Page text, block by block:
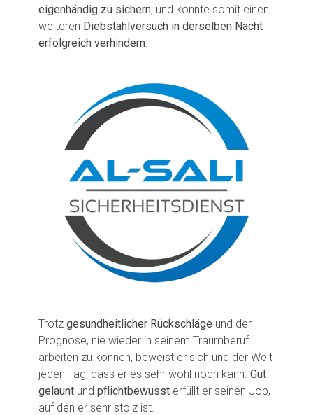
eigenhändig zu sichern, und konnte somit einen
weiteren Diebstahlversuch in derselben Nacht
erfolgreich verhindern.
Trotz gesundheitlicher Rückschläge und der
Prognose, nie wieder in seinem Traumberuf
arbeiten zu können, beweist er sich und der Welt
jeden Tag, dass er es sehr wohl noch kann. Gut
gelaunt und pflichtbewusst erfüllt er seinen Job,
auf den er sehr stolz ist.